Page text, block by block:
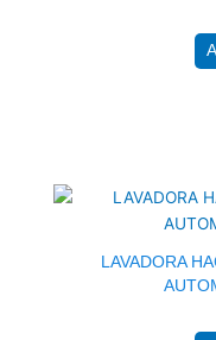
LAVADORA